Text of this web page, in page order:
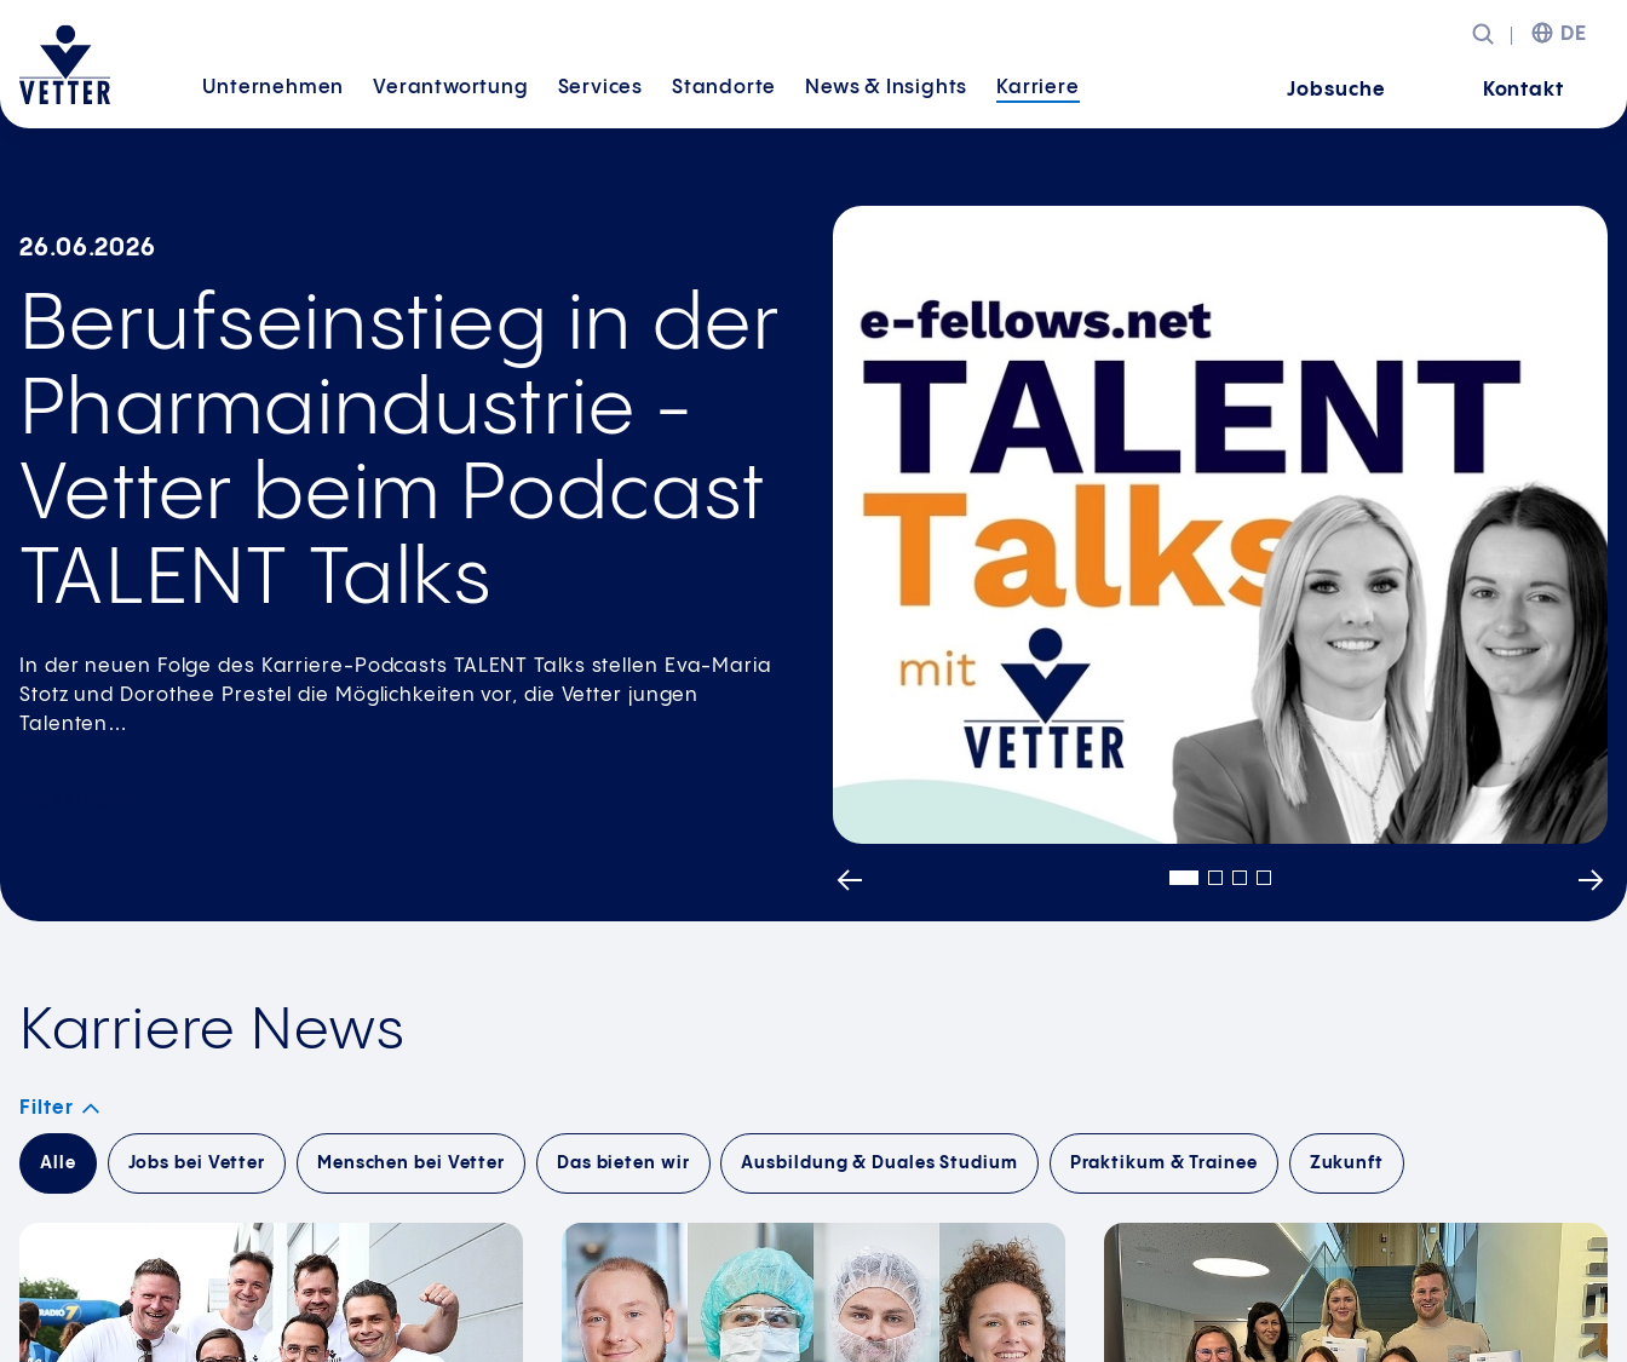
Unternehmen Verantwortung Services Standorte News & Insights Karriere
DE
Jobsuche Kontakt
Labor erleben - der
Orientierungstag bei
Vetter
könnte? Dann komm zu einem der Orientierungstage bei Vetter! Wir zeigen
dir…
Karriere News
Filter
Alle Jobs bei Vetter Menschen bei Vetter Das bieten wir Ausbildung & Duales Studium Praktikum & Trainee Zukunft